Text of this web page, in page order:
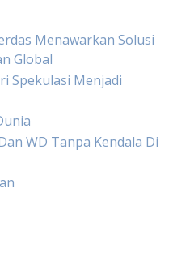
Menawarkan Solusi
Global
Spekulasi Menjadi
WD Tanpa Kendala Di